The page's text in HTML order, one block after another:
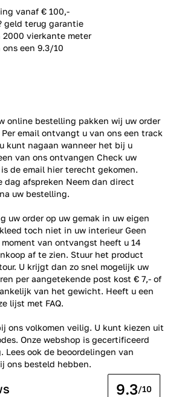
vanaf € 100,-
geld terug garantie
2000 vierkante meter
een 9.3/10
online bestelling pakken wij uw order
email ontvangt u van ons een track
kunt nagaan wanneer het bij u
van ons ontvangen Check uw
de email hier terecht gekomen.
dag afspreken Neem dan direct
uw bestelling.
uw order op uw gemak in uw eigen
toch niet in uw interieur Geen
van ontvangst heeft u 14
af te zien. Stuur het product
U krijgt dan zo snel mogelijk uw
per aangetekende post kost € 7,- of
van het gewicht. Heeft u een
lijst met FAQ.
ons volkomen veilig. U kunt kiezen uit
Onze webshop is gecertificeerd
Lees ook de beoordelingen van
ons besteld hebben.
9.3/10